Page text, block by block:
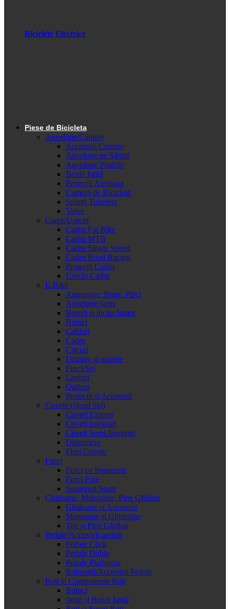
Biciclete Electrice
Piese de Bicicleta
Anvelope/Camere
Accesorii Camere
Anvelope pe Sârmă
Anvelope Pliabile
Benzi Jantă
Protecții Antipana
Cameră de Bicicletă
Soluții Tubeless
Valve
Cadre/Urechi
Cadru Fat Bike
Cadru MTB
Cadru Single Speed
Cadru Road Racing
Protecții Cadru
Urechi Cadru
E-Bike
Angrenaje, Brațe, Plăci
Anvelope/Jante
Baterii și încărcătoare
Butuci
Cabluri
Cadre
Cricuri
Display și manete
Furci/Șei
Lanțuri
Oglinzi
Protectii si Accesorii
Cuvete (Head Set)
Cuveți Externi
Cuveți Integrați
Cuveți Semi-Integrați
Distanțiere
Flori Cuvete
Furci
Furci cu Suspensie
Furci Fixe
Suspensii Spate
Ghidoane, Mansoane, Pipe Ghidon
Ghidoane și Accesorii
Mansoane și Ghidoline
Tije și Pipe Ghidon
Pedale/Accesorii pedale
Pedale Click
Pedale Duble
Pedale Platforma
Rulmenti/Accesorii Pedale
Roți și Componente Roți
Butuci
Jante și Benzi Jantă